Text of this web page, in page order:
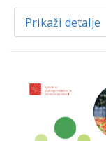
Prikaži detalje